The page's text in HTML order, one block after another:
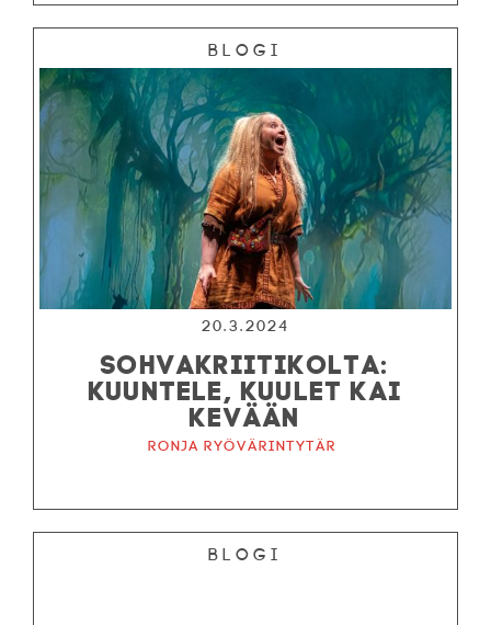
Blogi
20.3.2024
SOHVAKRIITIKOLTA:
KUUNTELE, KUULET KAI
KEVÄÄN
Ronja ryövärintytär
Blogi